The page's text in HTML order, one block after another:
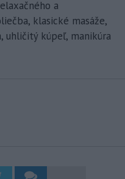
a
klasické masáže,
uhličitý kúpeľ, manikúra